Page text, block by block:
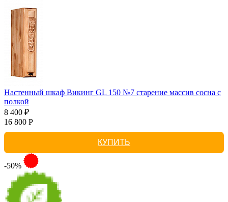
Настенный шкаф Викинг GL 150 №7 старение массив сосна с
полкой
8 400 ₽
16 800 Р
КУПИТЬ
-50%